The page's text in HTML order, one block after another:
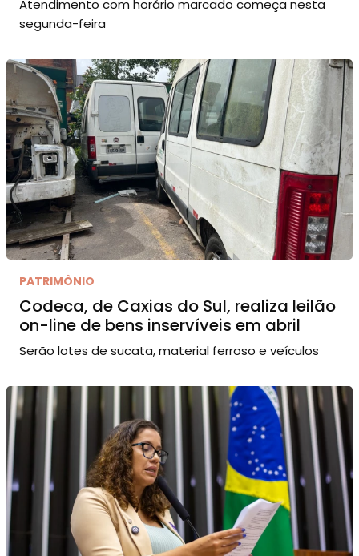
Atendimento com horário marcado começa nesta
segunda-feira
PATRIMÔNIO
Codeca, de Caxias do Sul, realiza leilão
on-line de bens inservíveis em abril
Serão lotes de sucata, material ferroso e veículos